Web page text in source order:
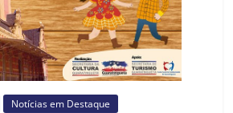
Notícias em Destaque